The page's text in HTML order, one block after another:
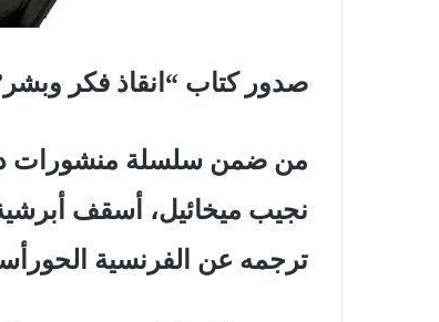
صدور كتاب “انقاذ فكر
نجيب ميخائيل، أسقف
ترجمه عن الفرنسية